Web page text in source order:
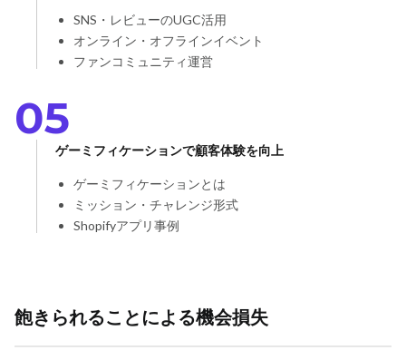
SNS・レビューのUGC活用
オンライン・オフラインイベント
ファンコミュニティ運営
05
ゲーミフィケーションで顧客体験を向上
ゲーミフィケーションとは
ミッション・チャレンジ形式
Shopifyアプリ事例
飽きられることによる機会損失